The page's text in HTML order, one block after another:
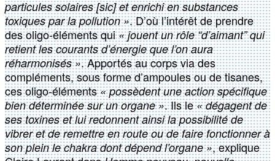
particules solaires [sic] et enrichi en substances
toxiques par la pollution ». D’où l’intérêt de prendre
des oligo-éléments qui« jouent un rôle “d’aimant” qui
retient les courants d’énergie que l’on aura
réharmonisés ». Apportés au corps via des
compléments, sous forme d’ampoules ou de tisanes,
ces oligo-éléments« possèdent une action spécifique
bien déterminée sur un organe ». Ils le« dégagent de
ses toxines et lui redonnent ainsi la possibilité de
vibrer et de remettre en route ou de faire fonctionner à
son plein le chakra dont dépend l’organe », explique